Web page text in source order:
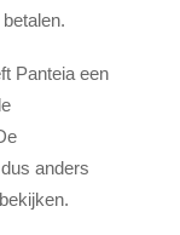
Panteia een
anders